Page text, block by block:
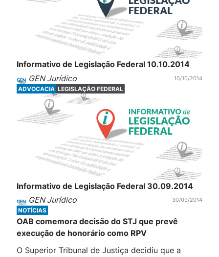
Informativo de Legislação Federal 10.10.2014
GEN Jurídico
10/10/2014
ADVOCACIA LEGISLAÇÃO FEDERAL
Informativo de Legislação Federal 30.09.2014
GEN Jurídico
30/09/2014
NOTÍCIAS
OAB comemora decisão do STJ que prevê
execução de honorário como RPV
O Superior Tribunal de Justiça decidiu que a